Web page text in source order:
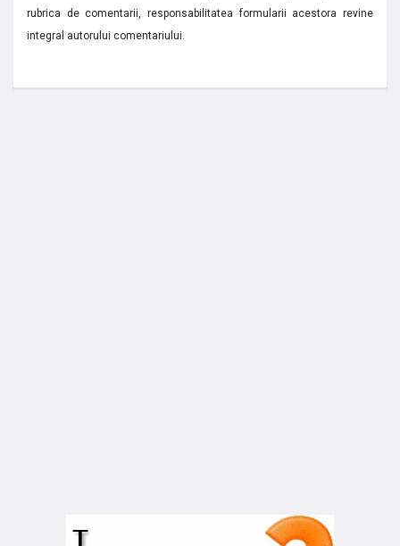
rubrica de comentarii, responsabilitatea formularii acestora revine
integral autorului comentariului.